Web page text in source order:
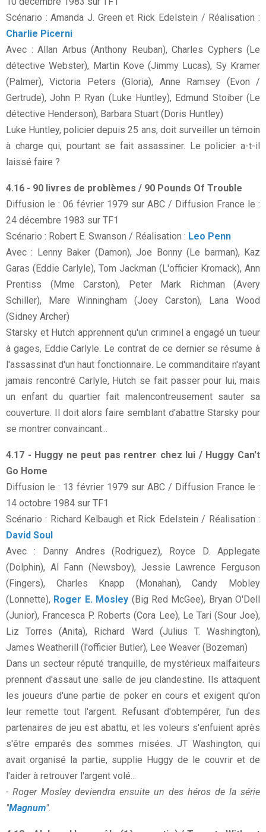
Scénario : Amanda J. Green et Rick Edelstein / Réalisation :
Charlie Picerni
Avec : Allan Arbus (Anthony Reuban), Charles Cyphers (Le
détective Webster), Martin Kove (Jimmy Lucas), Sy Kramer
(Palmer), Victoria Peters (Gloria), Anne Ramsey (Evon /
Gertrude), John P. Ryan (Luke Huntley), Edmund Stoiber (Le
détective Henderson), Barbara Stuart (Doris Huntley)
Luke Huntley, policier depuis 25 ans, doit surveiller un témoin
à charge qui, pourtant se fait assassiner. Le policier a-t-il
laissé faire ?
4.16 - 90 livres de problèmes / 90 Pounds Of Trouble
Diffusion le : 06 février 1979 sur ABC / Diffusion France le :
24 décembre 1983 sur TF1
Scénario : Robert E. Swanson / Réalisation : Leo Penn
Avec : Lenny Baker (Damon), Joe Bonny (Le barman), Kaz
Garas (Eddie Carlyle), Tom Jackman (L'officier Kromack), Ann
Prentiss (Mme Carston), Peter Mark Richman (Avery
Schiller), Mare Winningham (Joey Carston), Lana Wood
(Sidney Archer)
Starsky et Hutch apprennent qu'un criminel a engagé un tueur
à gages, Eddie Carlyle. Le contrat de ce dernier se résume à
l'assassinat d'un haut fonctionnaire. Le commanditaire n'ayant
jamais rencontré Carlyle, Hutch se fait passer pour lui, mais
un enfant du quartier fait malencontreusement sauter sa
couverture. Il doit alors faire semblant d'abattre Starsky pour
se montrer convaincant...
4.17 - Huggy ne peut pas rentrer chez lui / Huggy Can't
Go Home
Diffusion le : 13 février 1979 sur ABC / Diffusion France le :
14 octobre 1984 sur TF1
Scénario : Richard Kelbaugh et Rick Edelstein / Réalisation :
David Soul
Avec : Danny Andres (Rodriguez), Royce D. Applegate
(Dolphin), Al Fann (Newsboy), Jessie Lawrence Ferguson
(Fingers), Charles Knapp (Monahan), Candy Mobley
(Lonnette), Roger E. Mosley (Big Red McGee), Bryan O'Dell
(Junior), Francesca P. Roberts (Cora Lee), Le Tari (Sour Joe),
Liz Torres (Anita), Richard Ward (Julius T. Washington),
James Weatherill (l'officier Butler), Lee Weaver (Bozeman)
Dans un secteur réputé tranquille, de mystérieux malfaiteurs
prennent d'assaut une salle de jeu clandestine. Ils attaquent
les joueurs d'une partie de poker en cours et exigent qu'on
leur remette tout l'argent. Refusant d'obtempérer, l'un des
partenaires de jeu est abattu, et les voleurs s'enfuient après
s'être emparés des sommes misées. JT Washington, qui
avait organisé la partie, supplie Huggy de le couvrir et de
l'aider à retrouver l'argent volé...
- Roger Mosley deviendra ensuite un des héros de la série
"Magnum".